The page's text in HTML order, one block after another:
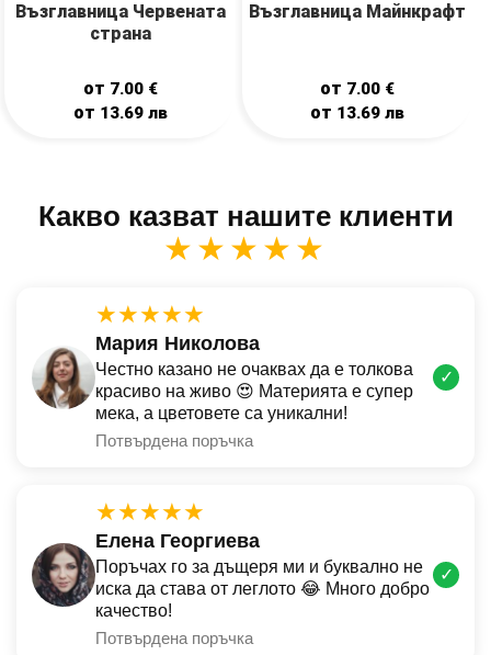
Възглавница Червената
страна
от 7.00 €
от 13.69 лв
Възглавница Майнкрафт
от 7.00 €
от 13.69лв
Какво казват нашите клиенти
★★★★★
★★★★★
Мария Николова
Честно казано не очаквах да е толкова
красиво на живо 😍 Материята е супер
мека, а цветовете са уникални!
Потвърдена поръчка
✓
★★★★★
Елена Георгиева
Поръчах го за дъщеря ми и буквално не
иска да става от леглото 😂 Много добро
качество!
Потвърдена поръчка
✓